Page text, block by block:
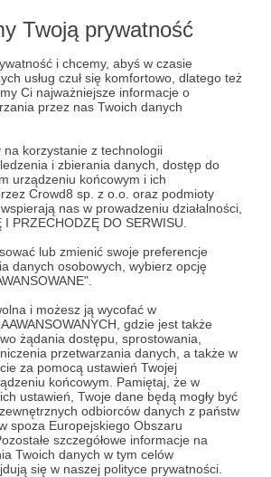
Twoją prywatność
i chcemy, abyś w czasie
usług czuł się komfortowo, dlatego też
Ci najważniejsze informacje o
przez nas Twoich danych
na korzystanie z technologii
i zbierania danych, dostęp do
urządzeniu końcowym i ich
Crowd8 sp. z o.o. oraz podmioty
nas w prowadzeniu działalności,
I PRZECHODZĘ DO SERWISU.
lub zmienić swoje preferencje
danych osobowych, wybierz opcję
i możesz ją wycofać w
gdzie jest także
żądania dostępu, sprostowania,
przetwarzania danych, a także w
za pomocą ustawień Twojej
końcowym. Pamiętaj, że w
ustawień, Twoje dane będą mogły być
odbiorców danych z państw
spoza Europejskiego Obszaru
szczegółowe informacje na
Twoich danych w tym celów
się w naszej polityce prywatności.
wobec przetwarzania Twoich danych
dla osób niepełnoletnich możliwa
podpisanego formularza "Zgodna na
osobę niepełnoletnią", formularz
regulaminu Patronite.pl.
i akceptujęRegulaminserwisu oraz
na przetwarzanie moich danych
w formularzu rejestracyjnym w celu
usług serwisu Patronite.
otrzymywanie drogą elektroniczną
- newslettera. Opcja ta może zostać
konta.